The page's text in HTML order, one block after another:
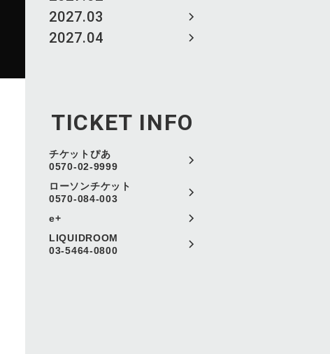
2027.03
2027.04
TICKET INFO
チケットぴあ
0570-02-9999
ローソンチケット
0570-084-003
e+
LIQUIDROOM
03-5464-0800